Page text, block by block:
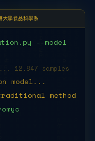
食品科學系
--model
12,847 samples
model...
traditional method